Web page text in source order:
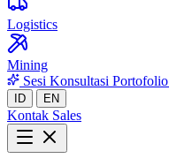
Logistics
Mining
Sesi Konsultasi Portofolio
ID EN
Kontak Sales